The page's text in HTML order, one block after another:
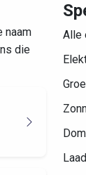
naam
die
Alle